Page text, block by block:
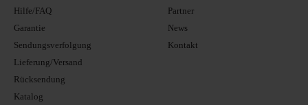
Hilfe/FAQ
Garantie
Sendungsverfolgung
Lieferung/Versand
Rücksendung
Katalog
Partner
News
Kontakt